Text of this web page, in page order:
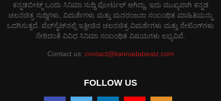
ಕನ್ನಡಬೀಟ್ಜ್ ಒಂದು ಸಿನಿಮಾ ಸುದ್ದಿ ಪೋರ್ಟಲ್ ಆಗಿದ್ದು, ಇದು ಮುಖ್ಯವಾಗಿ ಕನ್ನಡ
ಚಲನಚಿತ್ರ ಸುದ್ದಿಗಳು, ವಿಮರ್ಶೆಗಳು ಮತ್ತು ಮನರಂಜನಾ ಸಂಬಂಧಿತ ಮಾಹಿತಿಯನ್ನು
ಒದಗಿಸುತ್ತದೆ. ವೆಬ್‌ಸೈಟ್‌ನಲ್ಲಿ ಇತ್ತೀಚಿನ ಚಲನಚಿತ್ರ ವಿಮರ್ಶೆಗಳು ಮತ್ತು ರೇಟಿಂಗ್‌ಗಳು
ಸೇರಿದಂತೆ ವಿವಿಧ ಸಿನಿಮಾ ಸಂಬಂಧಿತ ವಿಷಯಗಳು ಲಭ್ಯವಿವೆ.
Contact us: contact@kannadabeatz.com
FOLLOW US